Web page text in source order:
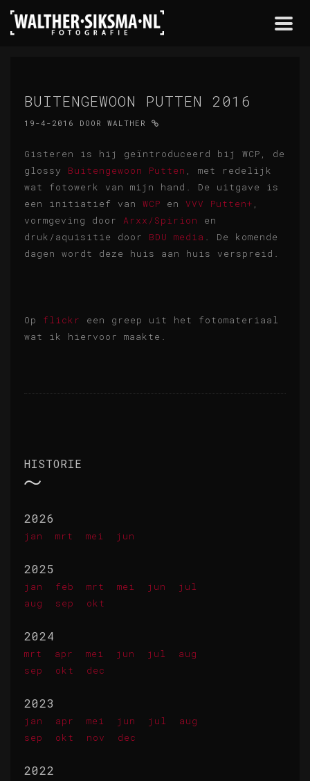
BUITENGEWOON PUTTEN 2016
19-4-2016 DOOR WALTHER
Gisteren is hij geïntroduceerd bij WCP, de
glossy Buitengewoon Putten , met redelijk
wat fotowerk van mijn hand. De uitgave is
een initiatief van WCP en VVV Putten+ ,
vormgeving door Arxx/Spirion
en
druk/aquisitie door BDU media . De komende
dagen wordt deze huis aan huis verspreid.
Op flickr
een greep uit het fotomateriaal
wat ik hiervoor maakte.
HISTORIE
2026
jan mrt mei jun
2025
jan feb mrt mei jun
jul
aug
sep okt
2024
mrt apr mei jun jul
aug
sep
okt dec
2023
jan apr mei jun jul
aug
sep
okt nov dec
2022